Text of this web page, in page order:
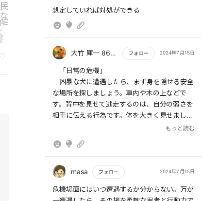
> 車が逆さまになったら、60まで数える。車
の動きが確実に止まったと断定できるまでは、
シートベルトに身を預けたまま動いてはいけな
い。複数台が絡む事故の場合は他の車両も動い
ていないことを確認する。すべての車両の動き
が止まったと確信できたら、片手でシートベル
トにつかまりながら逆の手で体を触り、ケガが
ないか確認する。ケガをしていたら、その場を
動かず救助を待とう。
さかさまになった車内では、シートベルトによ
る。横転事故では、被害者は事故後にもケガを
もっと読む
想定していれば対処ができる
大竹 庫一 860×Kura フォロー 2024年7月15日
もっと読む
「日常の危機」
凶暴な犬に遭遇したら、まず身を隠せる安全
な場所を探しましょう。車内や木の上などで
す。背中を見せて逃走するのは、自分の弱さを
相手に伝える行為です。体を大きく見せましょ
もしも、婚約者の両親に好かれたいなら、純
づった日記帳を準備しておきましょう。そし
まず、直球勝負です。自分の気持ちに正直に
もっと読む
masa フォロー 2024年7月15日
もっと読む
危機場面にはいつ遭遇するか分からない。万が